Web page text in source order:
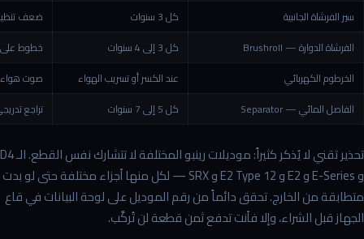
سير الفرشاة الجانبية
كل 3 سنوات
ضعف
الفرشاة الدوارة — Brushroll
كل 3 إلى 4 سنوات
خطوط على
الخرطوم الكهربائي
عند الكسر أو تسريب الهواء
صوت هواء
الفاصل المائي — Separator
كل 5 إلى 7 سنوات تراجع
تحذير تقني لا يُذكر كثيراً: موديلات رينبو المختلفة لا تتشارك نفس القطع. الـ D4
و E-Series و E2 و E2 Type 12 و SRX — لكل منها أجزاء مختلفة حتى لو بدت
متطابقة من الخارج. تحقق دائماً من رقم الموديل على لوحة البيانات في قاع
الجهاز قبل الشراء، وإلا فأنت تدفع ثمن قطعة لن تُركَّب.